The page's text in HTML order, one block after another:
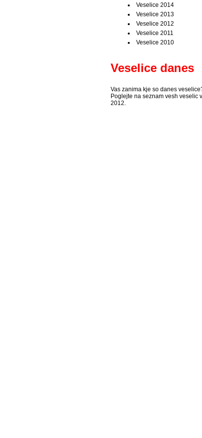
Veselice 2014
Veselice 2013
Veselice 2012
Veselice 2011
Veselice 2010
Veselice danes
Vas zanima kje so danes
Poglejte na seznam vesh veselic
2012.